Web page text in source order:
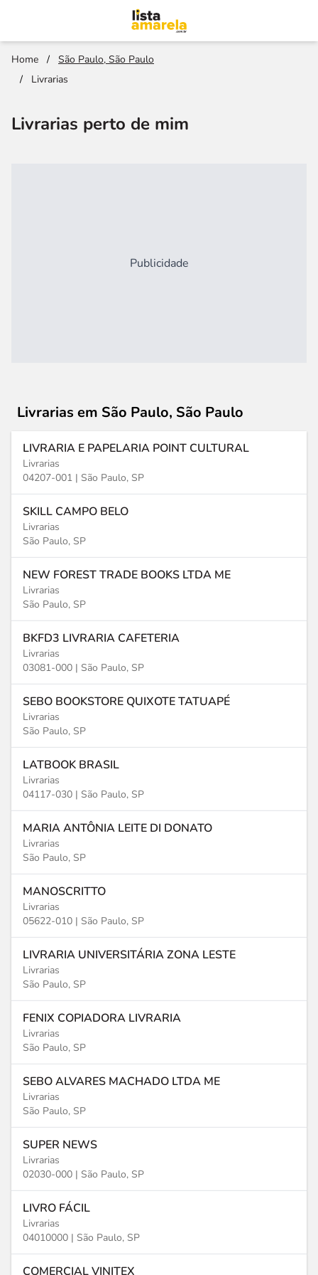
Home /
São Paulo, São Paulo
/
Livrarias
Livrarias perto de mim
Publicidade
Livrarias em São Paulo, São Paulo
LIVRARIA E PAPELARIA POINT CULTURAL
Livrarias
04207-001 | São Paulo, SP
SKILL CAMPO BELO
Livrarias
São Paulo, SP
NEW FOREST TRADE BOOKS LTDA ME
Livrarias
São Paulo, SP
BKFD3 LIVRARIA CAFETERIA
Livrarias
03081-000 | São Paulo, SP
SEBO BOOKSTORE QUIXOTE TATUAPÉ
Livrarias
São Paulo, SP
LATBOOK BRASIL
Livrarias
04117-030 | São Paulo, SP
MARIA ANTÔNIA LEITE DI DONATO
Livrarias
São Paulo, SP
MANOSCRITTO
Livrarias
05622-010 | São Paulo, SP
LIVRARIA UNIVERSITÁRIA ZONA LESTE
Livrarias
São Paulo, SP
FENIX COPIADORA LIVRARIA
Livrarias
São Paulo, SP
SEBO ALVARES MACHADO LTDA ME
Livrarias
São Paulo, SP
SUPER NEWS
Livrarias
02030-000 | São Paulo, SP
LIVRO FÁCIL
Livrarias
04010000 | São Paulo, SP
COMERCIAL VINITEX